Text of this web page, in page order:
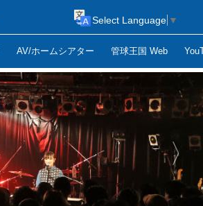
AV/ホームシアター 管球王国 Web
Select Language ▼